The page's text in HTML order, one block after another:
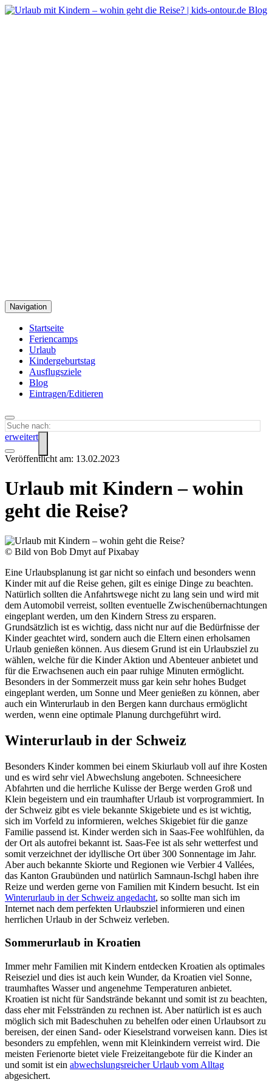
Navigation
Startseite
Feriencamps
Urlaub
Kindergeburtstag
Ausflugsziele
Blog
Eintragen/Editieren
erweitert
Veröffentlicht am: 13.02.2023
Urlaub mit Kindern – wohin
geht die Reise?
© Bild von Bob Dmyt auf Pixabay
Eine Urlaubsplanung ist gar nicht so einfach und besonders wenn
Kinder mit auf die Reise gehen, gilt es einige Dinge zu beachten.
Natürlich sollten die Anfahrtswege nicht zu lang sein und wird mit
dem Automobil verreist, sollten eventuelle Zwischenübernachtungen
eingeplant werden, um den Kindern Stress zu ersparen.
Grundsätzlich ist es wichtig, dass nicht nur auf die Bedürfnisse der
Kinder geachtet wird, sondern auch die Eltern einen erholsamen
Urlaub genießen können. Aus diesem Grund ist ein Urlaubsziel zu
wählen, welche für die Kinder Aktion und Abenteuer anbietet und
für die Erwachsenen auch ein paar ruhige Minuten ermöglicht.
Besonders in der Sommerzeit muss gar kein sehr hohes Budget
eingeplant werden, um Sonne und Meer genießen zu können, aber
auch ein Winterurlaub in den Bergen kann durchaus ermöglicht
werden, wenn eine optimale Planung durchgeführt wird.
Winterurlaub in der Schweiz
Besonders Kinder kommen bei einem Skiurlaub voll auf ihre Kosten
und es wird sehr viel Abwechslung angeboten. Schneesichere
Abfahrten und die herrliche Kulisse der Berge werden Groß und
Klein begeistern und ein traumhafter Urlaub ist vorprogrammiert. In
der Schweiz gibt es viele bekannte Skigebiete und es ist wichtig,
sich im Vorfeld zu informieren, welches Skigebiet für die ganze
Familie passend ist. Kinder werden sich in Saas-Fee wohlfühlen, da
der Ort als autofrei bekannt ist. Saas-Fee ist als sehr wetterfest und
somit verzeichnet der idyllische Ort über 300 Sonnentage im Jahr.
Aber auch bekannte Skiorte und Regionen wie Verbier 4 Vallées,
das Kanton Graubünden und natürlich Samnaun-Ischgl haben ihre
Reize und werden gerne von Familien mit Kindern besucht. Ist ein
Winterurlaub in der Schweiz angedacht, so sollte man sich im
Internet nach dem perfekten Urlaubsziel informieren und einen
herrlichen Urlaub in der Schweiz verleben.
Sommerurlaub in Kroatien
Immer mehr Familien mit Kindern entdecken Kroatien als optimales
Reiseziel und dies ist auch kein Wunder, da Kroatien viel Sonne,
traumhaftes Wasser und angenehme Temperaturen anbietet.
Kroatien ist nicht für Sandstrände bekannt und somit ist zu beachten,
dass eher mit Felsstränden zu rechnen ist. Aber natürlich ist es auch
möglich sich mit Badeschuhen zu behelfen oder einen Urlaubsort zu
bereisen, der einen Sand- oder Kieselstrand vorweisen kann. Dies ist
besonders zu empfehlen, wenn mit Kleinkindern verreist wird. Die
meisten Ferienorte bietet viele Freizeitangebote für die Kinder an
und somit ist ein abwechslungsreicher Urlaub vom Alltag
abgesichert.